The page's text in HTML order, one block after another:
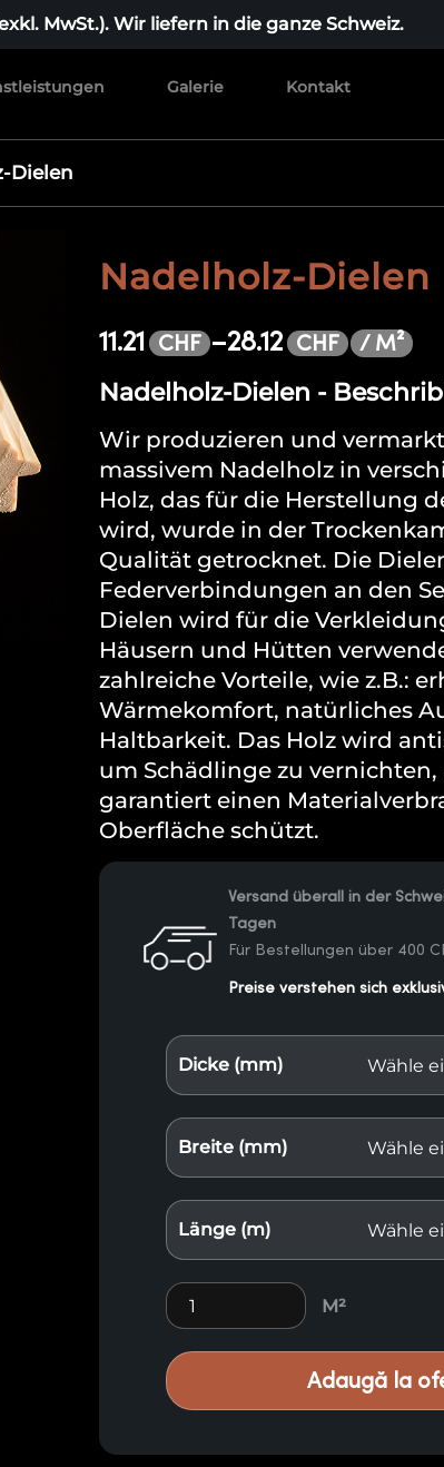
MwSt.). Wir liefern in die ganze Schweiz.
Galerie Kontakt
Dielen
Nadelholz-Dielen
11.21 CHF –28.12 CHF / M²
Nadelholz-Dielen -
Wir produzieren und
massivem Nadelholz in
Holz, das für die Herstellung
wird, wurde in der
Qualität getrocknet. Die
Federverbindungen an den
Dielen wird für die
Häusern und Hütten
zahlreiche Vorteile, wie z.B.:
Wärmekomfort, natürliches
Haltbarkeit. Das Holz wird
um Schädlinge zu
garantiert einen
Oberfläche schützt.
Versand überall in der
Tagen
Für Bestellungen über 400
Preise verstehen sich
Dicke (mm)
Breite (mm)
Länge (m)
Nadelholz-Dielen quantity
M²
Adaugă la